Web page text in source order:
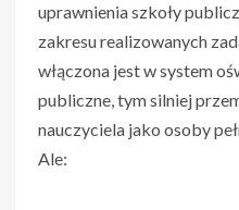
uprawnienia szkoły
zakresu realizowanych
włączona jest w system
publiczne, tym silniej
nauczyciela jako osoby
Ale: